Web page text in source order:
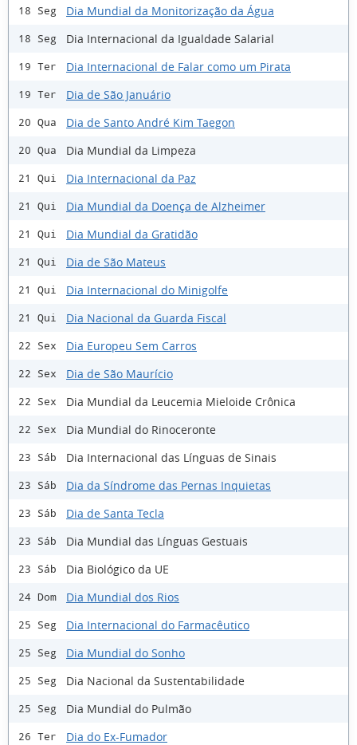
18 Seg Dia Mundial da Monitorização da Água
18 Seg Dia Internacional da Igualdade Salarial
19 Ter Dia Internacional de Falar como um Pirata
19 Ter Dia de São Januário
20 Qua Dia de Santo André Kim Taegon
20 Qua Dia Mundial da Limpeza
21 Qui Dia Internacional da Paz
21 Qui Dia Mundial da Doença de Alzheimer
21 Qui Dia Mundial da Gratidão
21 Qui Dia de São Mateus
21 Qui Dia Internacional do Minigolfe
21 Qui Dia Nacional da Guarda Fiscal
22 Sex Dia Europeu Sem Carros
22 Sex Dia de São Maurício
22 Sex Dia Mundial da Leucemia Mieloide Crônica
22 Sex Dia Mundial do Rinoceronte
23 Sáb Dia Internacional das Línguas de Sinais
23 Sáb Dia da Síndrome das Pernas Inquietas
23 Sáb Dia de Santa Tecla
23 Sáb Dia Mundial das Línguas Gestuais
23 Sáb Dia Biológico da UE
24 Dom Dia Mundial dos Rios
25 Seg Dia Internacional do Farmacêutico
25 Seg Dia Mundial do Sonho
25 Seg Dia Nacional da Sustentabilidade
25 Seg Dia Mundial do Pulmão
26 Ter Dia do Ex-Fumador